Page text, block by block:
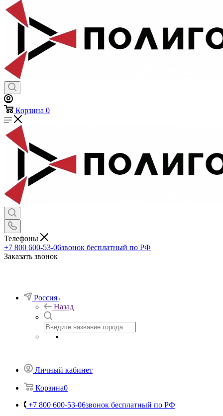
Корзина 0
Телефоны
+7 800 600-53-06звонок бесплатный по РФ
Заказать звонок
Россия
Назад
Личный кабинет
Корзина0
+7 800 600-53-06звонок бесплатный по РФ